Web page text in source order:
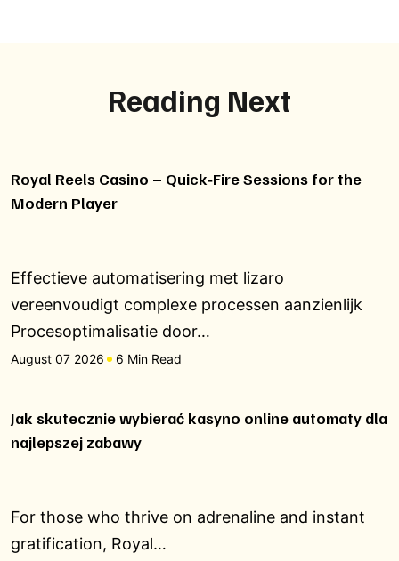
Reading Next
Royal Reels Casino – Quick‑Fire Sessions for the
Modern Player
Effectieve automatisering met lizaro
vereenvoudigt complexe processen aanzienlijk
Procesoptimalisatie door…
August 07 2026 6 Min Read
Jak skutecznie wybierać kasyno online automaty dla
najlepszej zabawy
For those who thrive on adrenaline and instant
gratification, Royal…